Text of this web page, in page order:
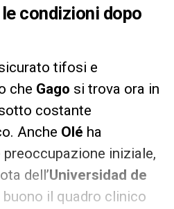
condizioni dopo
tifosi e
che Gago si trova ora in
costante
Anche Olé ha
iniziale,
dell’Universidad de
il quadro clinico